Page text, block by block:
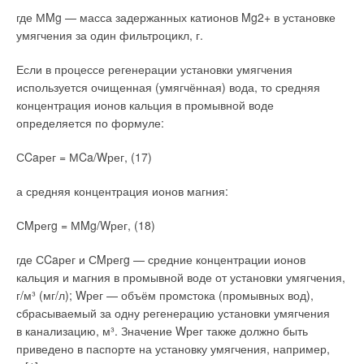
где МMg — масса задержанных катионов Mg2+ в установке
умягчения за один фильтроцикл, г.
Если в процессе регенерации установки умягчения
используется очищенная (умягчённая) вода, то средняя
концентрация ионов кальция в промывной воде
определяется по формуле:
СCaрег = МCa/Wрег, (17)
а средняя концентрация ионов магния:
СMрегg = МMg/Wрег, (18)
где СCaрег и СMрегg — средние концентрации ионов
кальция и магния в промывной воде от установки умягчения,
г/м³ (мг/л); Wрег — объём промстока (промывных вод),
сбрасываемый за одну регенерацию установки умягчения
в канализацию, м³. Значение Wрег также должно быть
приведено в паспорте на установку умягчения, например,
пропускная способность водоналивной арматуры
(смесителей), что может привести к затоплению помещений.
Но важно помнить, что наряду с ваннами умывальники
и мойки оснащены переливами. Так что их совокупная
пропускная способность превышает максимальный объём
воды, поступающей через смесители, а значит
гарантированно обеспечивает безопасное и комфортное
использование воды потребителем.
и белизной. Позже латунь получали путём сплавления меди
с цинковой рудой (галмеем) и древесным углём, а начиная
Содержание цинка в латунях может доходить до 42–4
настоящее время перечень металлов, входящих в систему
легирования латуней, существенно расширен.
кранов и фитингов систем отопления и кондиционирования,
Повышение прочностных свойств меди достигалось
добавками в её состав олова (Sn). Химический анализ
древнейших бронзовых предметов, найденных при
археологических раскопках под развалинами дворцов